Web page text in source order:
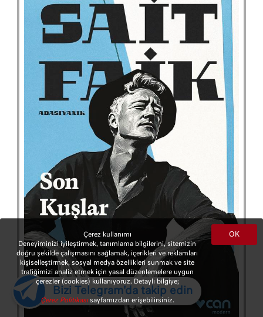
OK
Çerez kullanımı
Deneyiminizi iyileştirmek, tanımlama bilgilerini, sitemizin
doğru şekilde çalışmasını sağlamak, içerikleri ve reklamları
kişiselleştirmek, sosyal medya özellikleri sunmak ve site
trafiğimizi analiz etmek için yasal düzenlemelere uygun
çerezler (cookies) kullanıyoruz. Detaylı bilgiye;
Çerez Politikasısayfamızdan erişebilirsiniz.
Bizi Telegram'da takip edin